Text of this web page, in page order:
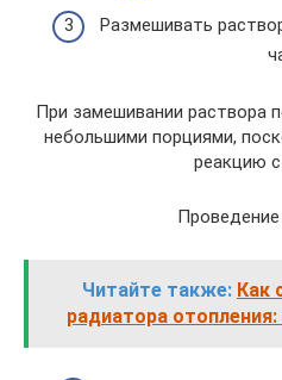
Размешивать
При замешивании раствора
небольшими порциями,
реакцию с
Читайте также: Как
радиатора